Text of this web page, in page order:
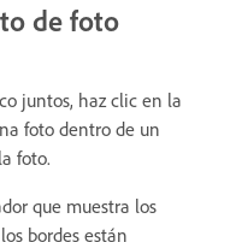
de foto
juntos, haz clic en la
foto dentro de un
foto.
que muestra los
bordes están